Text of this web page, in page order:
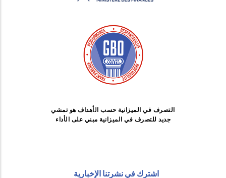
التصرف في الميزانية حسب الأهداف هو تمشي
جديد للتصرف في الميزانية مبني على الأداء
اشترك في نشرتنا الإخبارية